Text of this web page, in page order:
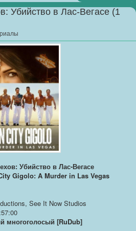
Убийство в Лас-Вегасе (1
Убийство в Лас-Вегасе
Gigolo: A Murder in Las Vegas
See It Now Studios
многоголосый [RuDub]